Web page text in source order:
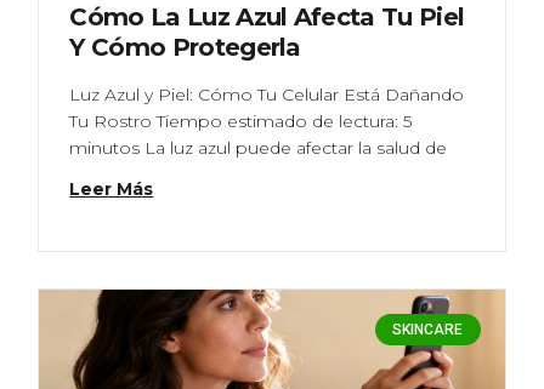
Cómo La Luz Azul Afecta Tu Piel
Y Cómo Protegerla
Luz Azul y Piel: Cómo Tu Celular Está Dañando
Tu Rostro Tiempo estimado de lectura: 5
minutos La luz azul puede afectar la salud de
Leer Más
SKINCARE